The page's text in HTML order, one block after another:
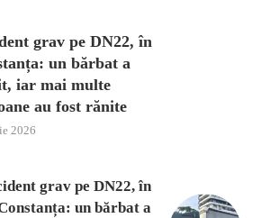
grav pe DN22, în
un bărbat a
iar mai multe
au fost rănite
2026
grav pe DN22, în
un bărbat a